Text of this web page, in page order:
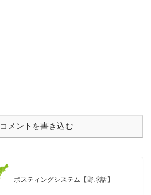
コメントを書き込む
ポスティングシステム【野球話】